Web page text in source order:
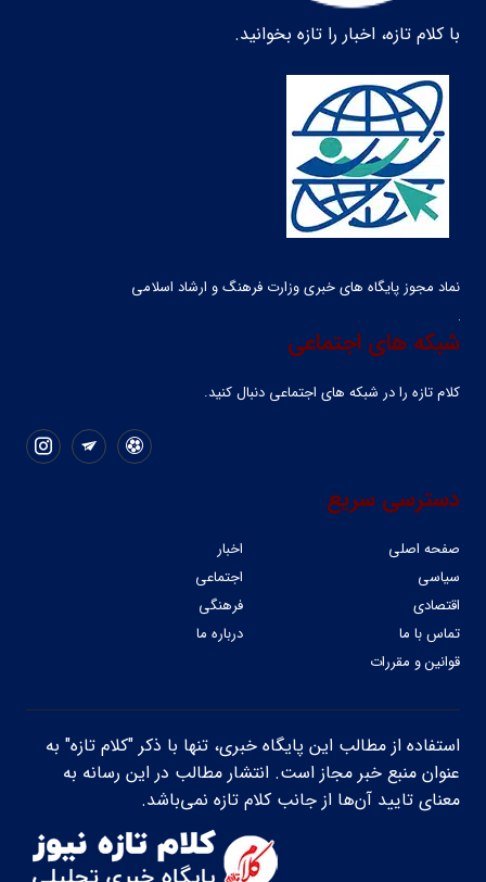
با کلام تازه، اخبار را تازه بخوانید.
نماد مجوز پایگاه های خبری وزارت فرهنگ و ارشاد اسلامی
شبکه های اجتماعی
کلام تازه را در شبکه ‌های اجتماعی دنبال کنید.
دسترسی سریع
صفحه اصلی
اخبار
سیاسی
اجتماعی
اقتصادی
فرهنگی
تماس با ما
درباره ما
قوانین و مقررات
استفاده از مطالب این پایگاه خبری، تنها با ذکر "کلام تازه" به
عنوان منبع خبر مجاز است. انتشار مطالب در این رسانه به
معنای تایید آن‌ها از جانب کلام تازه نمی‌باشد.